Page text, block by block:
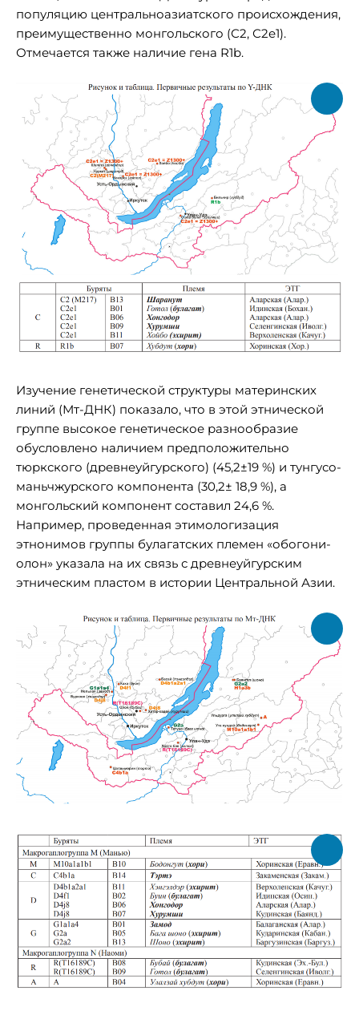
популяцию центральноазиатского происхождения,
преимущественно монгольского (С2, С2е1).
Отмечается также наличие гена R1b.
Изучение генетической структуры материнских
линий (Мт-ДНК) показало, что в этой этнической
группе высокое генетическое разнообразие
обусловлено наличием предположительно
тюркского (древнеуйгурского) (45,2±19 %) и тунгусо-
маньчжурского компонента (30,2± 18,9 %), а
монгольский компонент составил 24,6 %.
Например, проведенная этимологизация
этнонимов группы булагатских племен «обогони-
олон» указала на их связь с древнеуйгурским
этническим пластом в истории Центральной Азии.